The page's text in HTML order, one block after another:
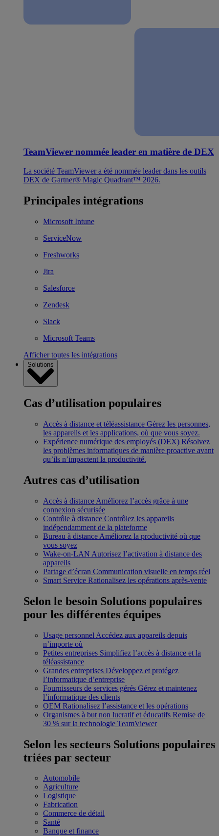
TeamViewer nommée leader en matière de DEX
La société TeamViewer a été nommée leader dans les outils
DEX de Gartner® Magic Quadrant™ 2026.
Principales intégrations
Microsoft Intune
ServiceNow
Freshworks
Jira
Salesforce
Zendesk
Slack
Microsoft Teams
Afficher toutes les intégrations
Solutions
Cas d’utilisation populaires
Accès à distance et téléassistance Gérez les personnes,
les appareils et les applications, où que vous soyez.
Expérience numérique des employés (DEX) Résolvez
les problèmes informatiques de manière proactive avant
qu’ils n’impactent la productivité.
Autres cas d’utilisation
Accès à distance Améliorez l’accès grâce à une
connexion sécurisée
Contrôle à distance Contrôlez les appareils
indépendamment de la plateforme
Bureau à distance Améliorez la productivité où que
vous soyez
Wake-on-LAN Autorisez l’activation à distance des
appareils
Partage d’écran Communication visuelle en temps réel
Smart Service Rationalisez les opérations après-vente
Selon le besoin Solutions populaires
pour les différentes équipes
Usage personnel Accédez aux appareils depuis
n’importe où
Petites entreprises Simplifiez l’accès à distance et la
téléassistance
Grandes entreprises Développez et protégez
l’informatique d’entreprise
Fournisseurs de services gérés Gérez et maintenez
l’informatique des clients
OEM Rationalisez l’assistance et les opérations
Organismes à but non lucratif et éducatifs Remise de
30 % sur la technologie TeamViewer
Selon les secteurs Solutions populaires
triées par secteur
Automobile
Agriculture
Logistique
Fabrication
Commerce de détail
Santé
Banque et finance